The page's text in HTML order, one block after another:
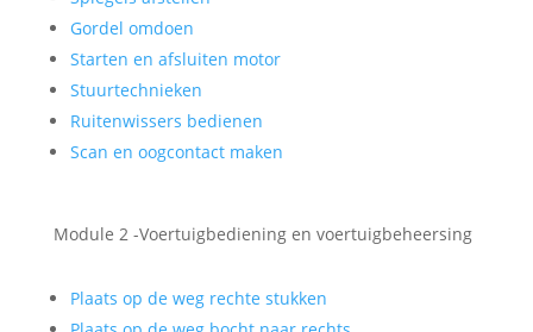
Gordel omdoen
Starten en afsluiten motor
Stuurtechnieken
Ruitenwissers bedienen
Scan en oogcontact maken
Module 2 -Voertuigbediening en voertuigbeheersing
Plaats op de weg rechte stukken